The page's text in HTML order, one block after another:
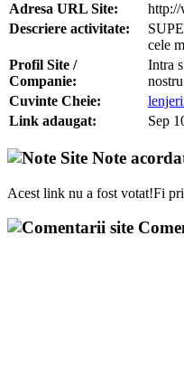
Adresa URL Site:
Descriere activitate:
cele
Profil Site /
Companie:
Intra
Cuvinte Cheie:
Link adaugat:
Sep
Note
Acest link nu a fost votat!Fi